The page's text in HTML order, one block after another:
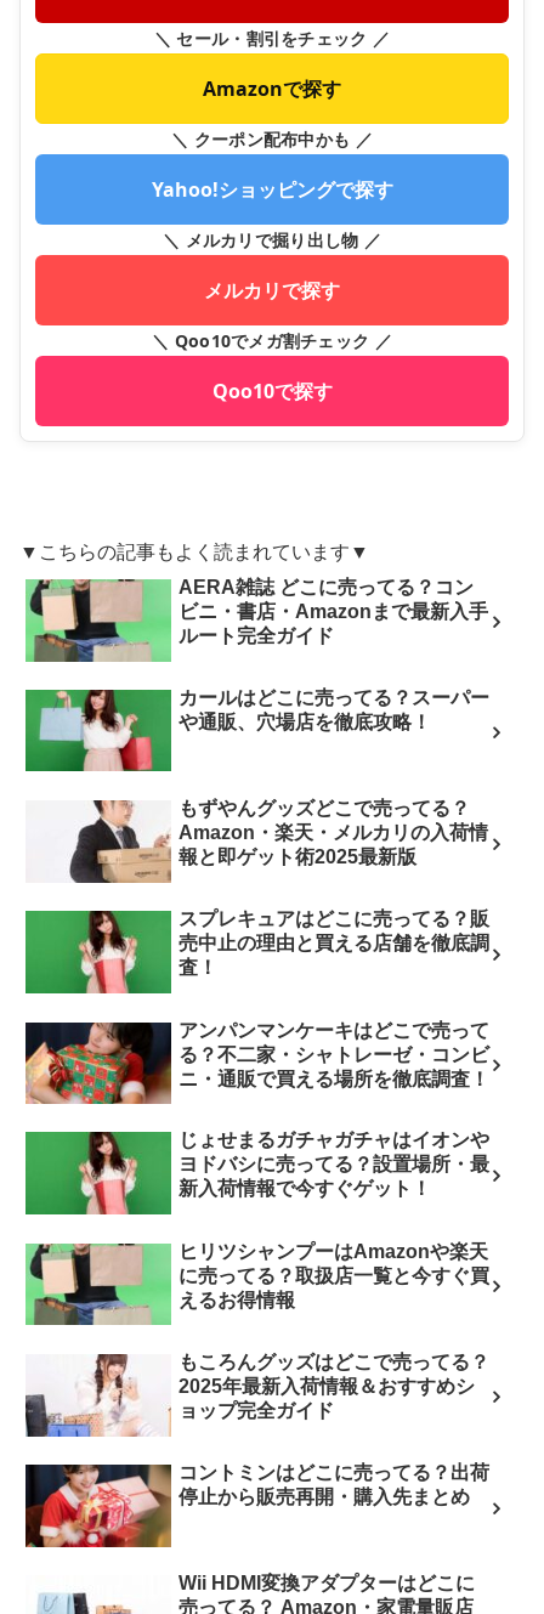
＼ セール・割引をチェック ／
Amazonで探す
＼ クーポン配布中かも ／
Yahoo!ショッピングで探す
＼ メルカリで掘り出し物 ／
メルカリで探す
＼ Qoo10でメガ割チェック ／
Qoo10で探す
▼こちらの記事もよく読まれています▼
AERA雑誌 どこに売ってる？コン
ビニ・書店・Amazonまで最新入手
ルート完全ガイド
カールはどこに売ってる？スーパー
や通販、穴場店を徹底攻略！
もずやんグッズどこで売ってる？
Amazon・楽天・メルカリの入荷情
報と即ゲット術2025最新版
スプレキュアはどこに売ってる？販
売中止の理由と買える店舗を徹底調
査！
アンパンマンケーキはどこで売って
る？不二家・シャトレーゼ・コンビ
ニ・通販で買える場所を徹底調査！
じょせまるガチャガチャはイオンや
ヨドバシに売ってる？設置場所・最
新入荷情報で今すぐゲット！
ヒリツシャンプーはAmazonや楽天
に売ってる？取扱店一覧と今すぐ買
えるお得情報
もころんグッズはどこで売ってる？
2025年最新入荷情報＆おすすめシ
ョップ完全ガイド
コントミンはどこに売ってる？出荷
停止から販売再開・購入先まとめ
Wii HDMI変換アダプターはどこに
売ってる？ Amazon・家電量販店